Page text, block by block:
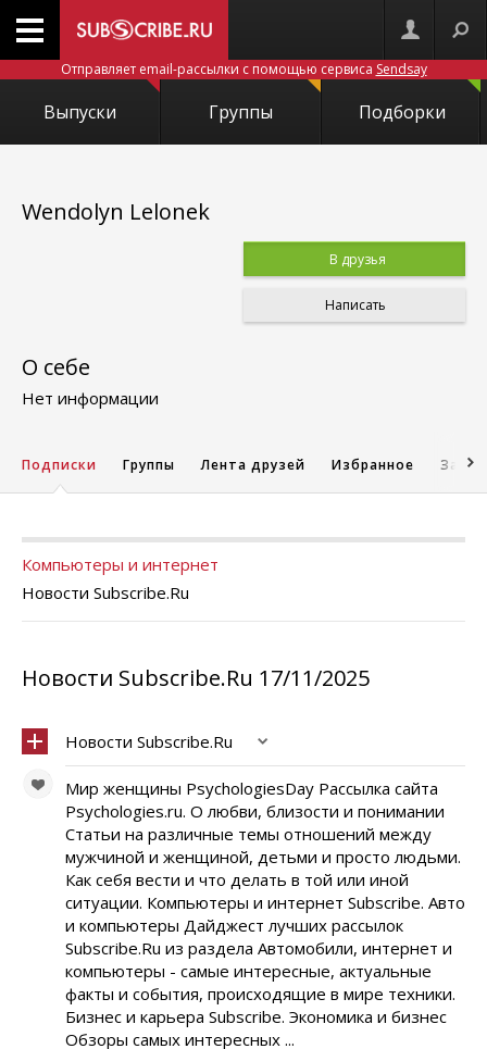
Отправляет email-рассылки с помощью сервиса Sendsay
Выпуски Группы Подборки
Wendolyn Lelonek
В друзья
Написать
О себе
Нет информации
Подписки Группы Лента друзей Избранное
Компьютеры и интернет
Новости Subscribe.Ru
Новости Subscribe.Ru 17/11/2025
Новости Subscribe.Ru
Мир женщины PsychologiesDay Рассылка сайта
Psychologies.ru. О любви, близости и понимании
Статьи на различные темы отношений между
мужчиной и женщиной, детьми и просто людьми.
Как себя вести и что делать в той или иной
ситуации. Компьютеры и интернет Subscribe. Авто
и компьютеры Дайджест лучших рассылок
Subscribe.Ru из раздела Автомобили, интернет и
компьютеры - самые интересные, актуальные
факты и события, происходящие в мире техники.
Бизнес и карьера Subscribe. Экономика и бизнес
Обзоры самых интересных ...